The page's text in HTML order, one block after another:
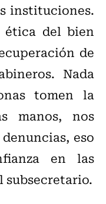
instituciones.
ética del bien
de
Nada
tomen la
manos, nos
eso
en las
subsecretario.